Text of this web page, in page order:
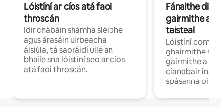
Lóistíní ar cíos atá faoi
throscán
Idir chábáin shámha sléibhe
agus árasáin uirbeacha
áisiúla, tá saoráidí uile an
bhaile sna lóistíní seo ar cíos
atá faoi throscán.
Fánaithe
gairmithe a
taisteal
Lóistíní
ghairmithe
gairmithe a
cianobair ina
spásanna